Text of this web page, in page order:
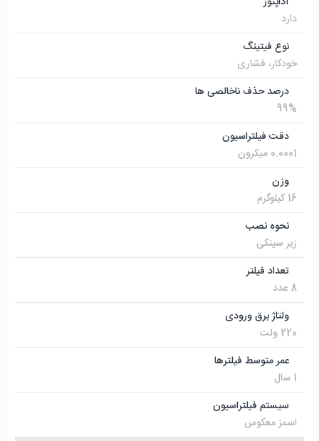
دارد
نوع فیتینگ
خودکار، فشاری
درصد حذف ناخالصی ها
99%
دقت فیلتراسیون
0.0001 میکرون
وزن
16 کیلوگرم
نحوه نصب
زیر سینکی
تعداد فیلتر
8 عدد
ولتاژ برق ورودی
220 ولت
عمر متوسط فیلترها
1 سال
سیستم فیلتراسیون
اسمز معکوس